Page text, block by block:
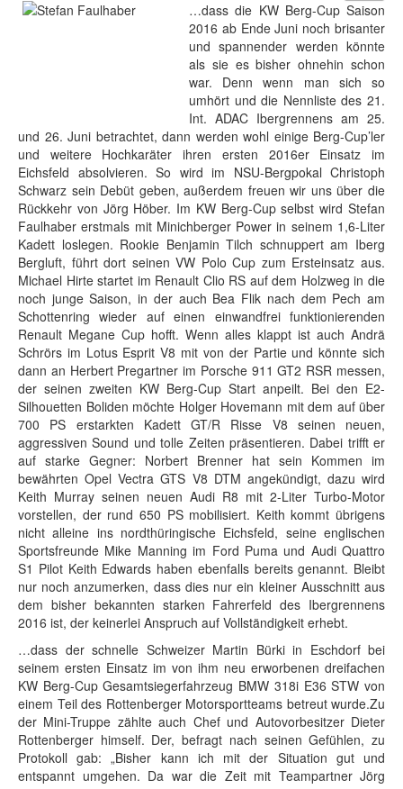
…dass die KW Berg-Cup Saison
2016 ab Ende Juni noch brisanter
und spannender werden könnte
als sie es bisher ohnehin schon
war. Denn wenn man sich so
umhört und die Nennliste des 21.
Int. ADAC Ibergrennens am 25.
und 26. Juni betrachtet, dann werden wohl einige Berg-Cup’ler
und weitere Hochkaräter ihren ersten 2016er Einsatz im
Eichsfeld absolvieren. So wird im NSU-Bergpokal Christoph
Schwarz sein Debüt geben, außerdem freuen wir uns über die
Rückkehr von Jörg Höber. Im KW Berg-Cup selbst wird Stefan
Faulhaber erstmals mit Minichberger Power in seinem 1,6-Liter
Kadett loslegen. Rookie Benjamin Tilch schnuppert am Iberg
Bergluft, führt dort seinen VW Polo Cup zum Ersteinsatz aus.
Michael Hirte startet im Renault Clio RS auf dem Holzweg in die
noch junge Saison, in der auch Bea Flik nach dem Pech am
Schottenring wieder auf einen einwandfrei funktionierenden
Renault Megane Cup hofft. Wenn alles klappt ist auch Andrä
Schrörs im Lotus Esprit V8 mit von der Partie und könnte sich
dann an Herbert Pregartner im Porsche 911 GT2 RSR messen,
der seinen zweiten KW Berg-Cup Start anpeilt. Bei den E2-
Silhouetten Boliden möchte Holger Hovemann mit dem auf über
700 PS erstarkten Kadett GT/R Risse V8 seinen neuen,
aggressiven Sound und tolle Zeiten präsentieren. Dabei trifft er
auf starke Gegner: Norbert Brenner hat sein Kommen im
bewährten Opel Vectra GTS V8 DTM angekündigt, dazu wird
Keith Murray seinen neuen Audi R8 mit 2-Liter Turbo-Motor
vorstellen, der rund 650 PS mobilisiert. Keith kommt übrigens
nicht alleine ins nordthüringische Eichsfeld, seine englischen
Sportsfreunde Mike Manning im Ford Puma und Audi Quattro
S1 Pilot Keith Edwards haben ebenfalls bereits genannt. Bleibt
nur noch anzumerken, dass dies nur ein kleiner Ausschnitt aus
dem bisher bekannten starken Fahrerfeld des Ibergrennens
2016 ist, der keinerlei Anspruch auf Vollständigkeit erhebt.
…dass der schnelle Schweizer Martin Bürki in Eschdorf bei
seinem ersten Einsatz im von ihm neu erworbenen dreifachen
KW Berg-Cup Gesamtsiegerfahrzeug BMW 318i E36 STW von
einem Teil des Rottenberger Motorsportteams betreut wurde.Zu
der Mini-Truppe zählte auch Chef und Autovorbesitzer Dieter
Rottenberger himself. Der, befragt nach seinen Gefühlen, zu
Protokoll gab: „Bisher kann ich mit der Situation gut und
entspannt umgehen. Da war die Zeit mit Teampartner Jörg